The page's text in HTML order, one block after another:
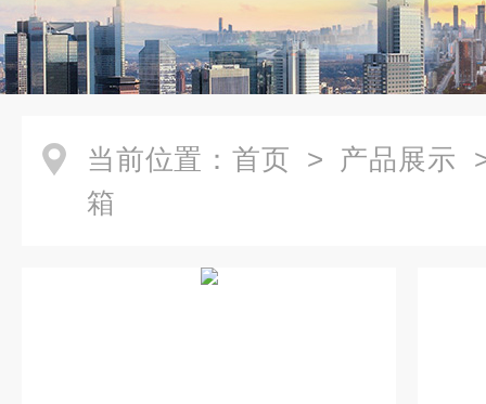
当前位置： 首页 > 产品展示
箱